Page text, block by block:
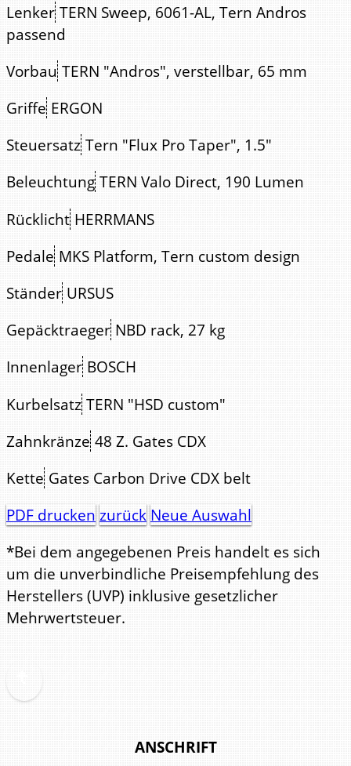
Lenker TERN Sweep, 6061-AL, Tern Andros
passend
Vorbau TERN "Andros", verstellbar, 65 mm
Griffe ERGON
Steuersatz Tern "Flux Pro Taper", 1.5"
Beleuchtung TERN Valo Direct, 190 Lumen
Rücklicht HERRMANS
Pedale MKS Platform, Tern custom design
Ständer URSUS
Gepäcktraeger NBD rack, 27 kg
Innenlager BOSCH
Kurbelsatz TERN "HSD custom"
Zahnkränze 48 Z. Gates CDX
Kette Gates Carbon Drive CDX belt
PDF drucken zurück Neue Auswahl
*Bei dem angegebenen Preis handelt es sich
um die unverbindliche Preisempfehlung des
Herstellers (UVP) inklusive gesetzlicher
Mehrwertsteuer.
ANSCHRIFT